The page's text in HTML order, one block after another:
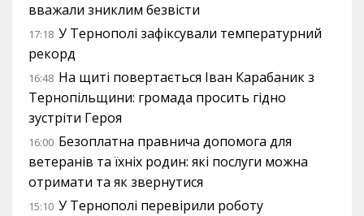
вважали зниклим безвісти
17:18 У Тернополі зафіксували температурний
рекорд
16:48 На щиті повертається Іван Карабаник з
Тернопільщини: громада просить гідно
зустріти Героя
16:00 Безоплатна правнича допомога для
ветеранів та їхніх родин: які послуги можна
отримати та як звернутися
15:10 У Тернополі перевірили роботу